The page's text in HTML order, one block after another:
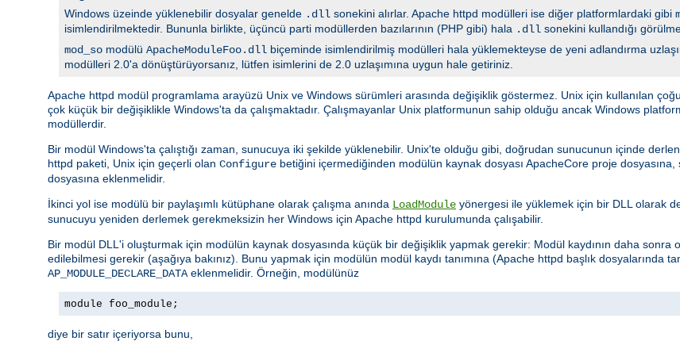
Windows üzeinde yüklenebilir dosyalar genelde .dll sonekini alırlar. Apache httpd modülleri ise diğer platformlardaki gibi
isimlendirilmektedir. Bununla birlikte, üçüncü parti modüllerden bazılarının (PHP gibi) hala .dll sonekini kullandığı
mod_so modülü ApacheModuleFoo.dll biçeminde isimlendirilmiş modülleri hala yüklemekteyse de yeni adlandırma
modülleri 2.0'a dönüştürüyorsanız, lütfen isimlerini de 2.0 uzlaşımına uygun hale getiriniz.
Apache httpd modül programlama arayüzü Unix ve Windows sürümleri arasında değişiklik göstermez. Unix için kullanılan
çok küçük bir değişiklikle Windows'ta da çalışmaktadır. Çalışmayanlar Unix platformunun sahip olduğu ancak Windows
modüllerdir.
Bir modül Windows'ta çalıştığı zaman, sunucuya iki şekilde yüklenebilir. Unix'te olduğu gibi, doğrudan sunucunun içinde
httpd paketi, Unix için geçerli olan Configure betiğini içermediğinden modülün kaynak dosyası ApacheCore proje
dosyasına eklenmelidir.
İkinci yol ise modülü bir paylaşımlı kütüphane olarak çalışma anında LoadModule yönergesi ile yüklemek için bir DLL olarak
sunucuyu yeniden derlemek gerekmeksizin her Windows için Apache httpd kurulumunda çalışabilir.
Bir modül DLL'i oluşturmak için modülün kaynak dosyasında küçük bir değişiklik yapmak gerekir: Modül kaydının daha sonra
edilebilmesi gerekir (aşağıya bakınız). Bunu yapmak için modülün modül kaydı tanımına (Apache httpd başlık dosyalarında
AP_MODULE_DECLARE_DATA eklenmelidir. Örneğin, modülünüz
module foo_module;
diye bir satır içeriyorsa bunu,